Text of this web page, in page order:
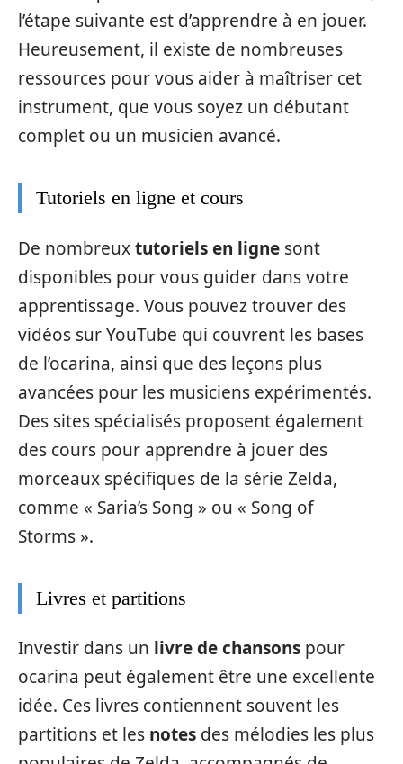
l’étape suivante est d’apprendre à en jouer.
Heureusement, il existe de nombreuses
ressources pour vous aider à maîtriser cet
instrument, que vous soyez un débutant
complet ou un musicien avancé.
Tutoriels en ligne et cours
De nombreuxtutoriels en ligne sont
disponibles pour vous guider dans votre
apprentissage. Vous pouvez trouver des
vidéos sur YouTube qui couvrent les bases
de l’ocarina, ainsi que des leçons plus
avancées pour les musiciens expérimentés.
Des sites spécialisés proposent également
des cours pour apprendre à jouer des
morceaux spécifiques de la série Zelda,
comme « Saria’s Song » ou « Song of
Storms ».
Livres et partitions
Investir dans un livre de chansons pour
ocarina peut également être une excellente
idée. Ces livres contiennent souvent les
partitions et les notes des mélodies les plus